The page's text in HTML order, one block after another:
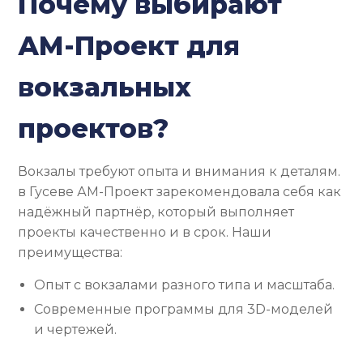
АМ-Проект для
вокзальных
проектов?
Вокзалы требуют опыта и внимания к деталям.
в Гусеве АМ-Проект зарекомендовала себя как
надёжный партнёр, который выполняет
проекты качественно и в срок. Наши
преимущества:
Опыт с вокзалами разного типа и масштаба.
Современные программы для 3D-моделей
и чертежей.